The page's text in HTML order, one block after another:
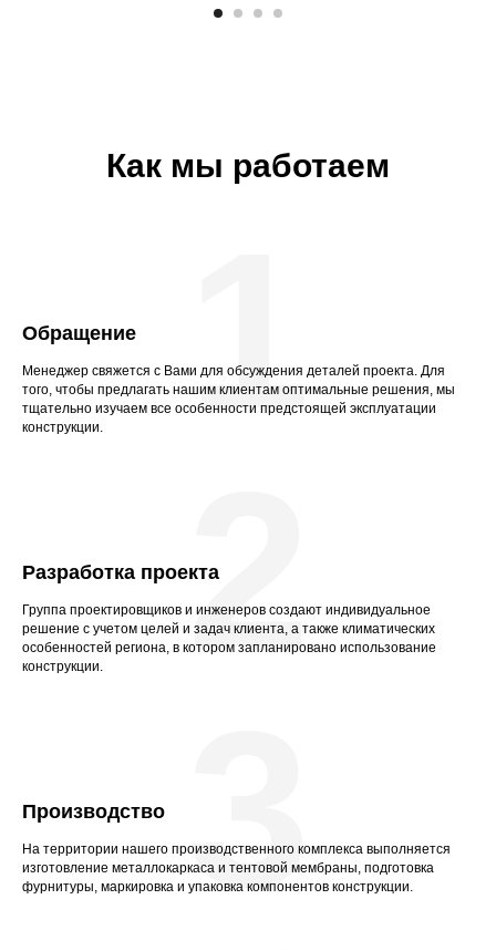
Как мы работаем
Обращение
Менеджер свяжется с Вами для обсуждения деталей проекта. Для
того, чтобы предлагать нашим клиентам оптимальные решения, мы
тщательно изучаем все особенности предстоящей эксплуатации
конструкции.
1
Разработка проекта
Группа проектировщиков и инженеров создают индивидуальное
решение с учетом целей и задач клиента, а также климатических
особенностей региона, в котором запланировано использование
конструкции.
2
Производство
На территории нашего производственного комплекса выполняется
изготовление металлокаркаса и тентовой мембраны, подготовка
фурнитуры, маркировка и упаковка компонентов конструкции.
3